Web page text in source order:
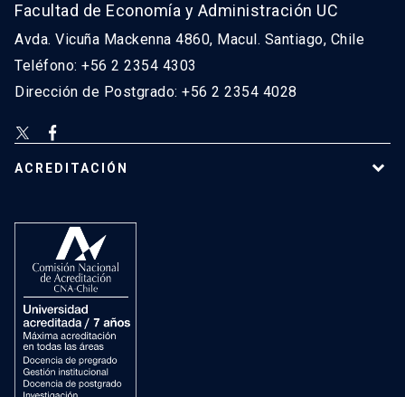
Facultad de Economía y Administración UC
Avda. Vicuña Mackenna 4860, Macul. Santiago, Chile
Teléfono: +56 2 2354 4303
Dirección de Postgrado: +56 2 2354 4028
ACREDITACIÓN